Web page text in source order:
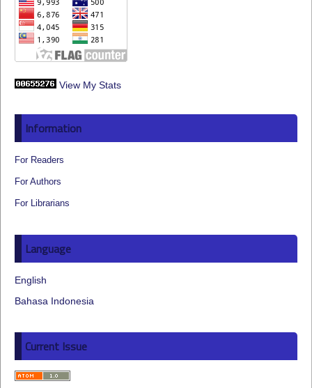
View My Stats
Information
For Readers
For Authors
For Librarians
Language
English
Bahasa Indonesia
Current Issue